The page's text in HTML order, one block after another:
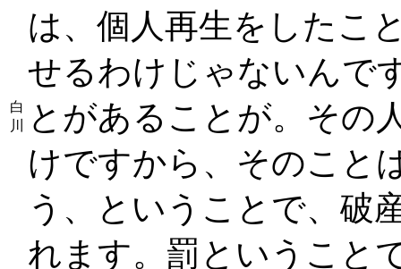
白
川
は、個人再生をしたこ
せるわけじゃないんで
とがあることが。その
けですから、そのこと
う、ということで、破
れます。罰ということ